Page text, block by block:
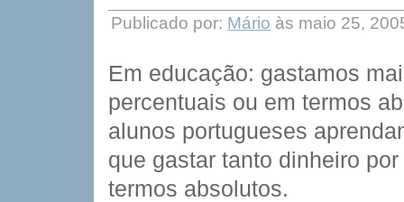
Publicado por: Mário às maio 25,
Em educação: gastamos
percentuais ou em termos
alunos portugueses
que gastar tanto dinheiro
termos absolutos.